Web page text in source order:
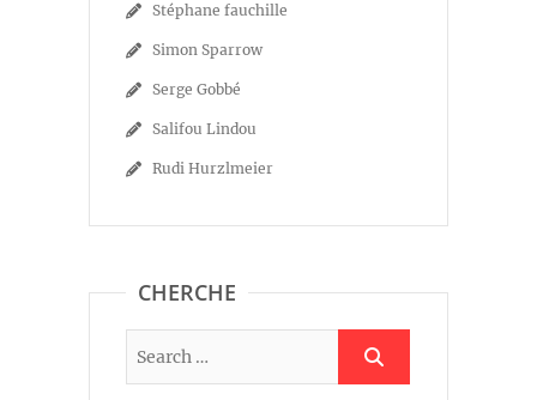
Stéphane fauchille
Simon Sparrow
Serge Gobbé
Salifou Lindou
Rudi Hurzlmeier
CHERCHE